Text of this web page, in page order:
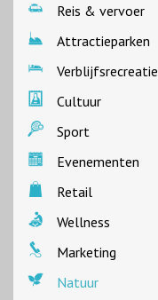
Reis & vervoer
Attractieparken
Verblijfsrecreatie
Cultuur
Sport
Evenementen
Retail
Wellness
Marketing
Natuur